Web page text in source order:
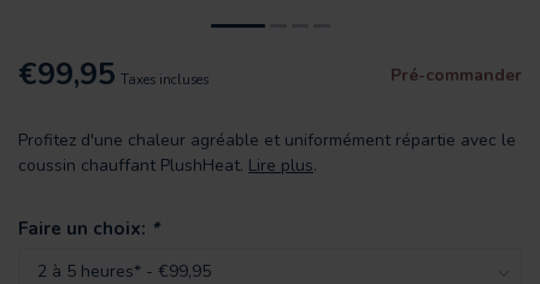
€99,95 Taxes incluses Pré-commander
Profitez d'une chaleur agréable et uniformément répartie avec le
coussin chauffant PlushHeat. Lire plus.
Faire un choix: *